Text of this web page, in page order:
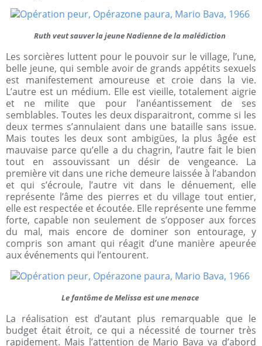
Ruth veut sauver la jeune Nadienne de la malédiction
Les sorcières luttent pour le pouvoir sur le village, l’une,
belle jeune, qui semble avoir de grands appétits sexuels
est manifestement amoureuse et croie dans la vie.
L’autre est un médium. Elle est vieille, totalement aigrie
et ne milite que pour l’anéantissement de ses
semblables. Toutes les deux disparaitront, comme si les
deux termes s’annulaient dans une bataille sans issue.
Mais toutes les deux sont ambigües, la plus âgée est
mauvaise parce qu’elle a du chagrin, l’autre fait le bien
tout en assouvissant un désir de vengeance. La
première vit dans une riche demeure laissée à l’abandon
et qui s’écroule, l’autre vit dans le dénuement, elle
représente l’âme des pierres et du village tout entier,
elle est respectée et écoutée. Elle représente une femme
forte, capable non seulement de s’opposer aux forces
du mal, mais encore de dominer son entourage, y
compris son amant qui réagit d’une manière apeurée
aux événements qui l’entourent.
Le fantôme de Melissa est une menace
La réalisation est d’autant plus remarquable que le
budget était étroit, ce qui a nécessité de tourner très
rapidement. Mais l’attention de Mario Bava va d’abord